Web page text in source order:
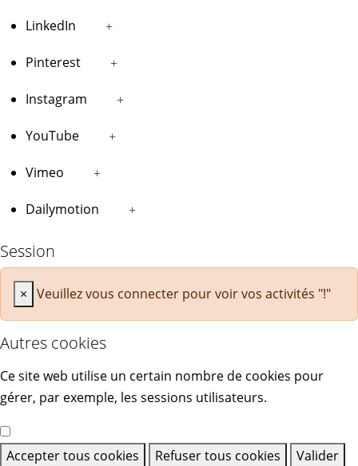
LinkedIn +
Pinterest +
Instagram +
YouTube +
Vimeo +
Dailymotion +
Session
× Veuillez vous connecter pour voir vos activités "!"
Autres cookies
Ce site web utilise un certain nombre de cookies pour
gérer, par exemple, les sessions utilisateurs.
Accepter tous cookies Refuser tous cookies Valider